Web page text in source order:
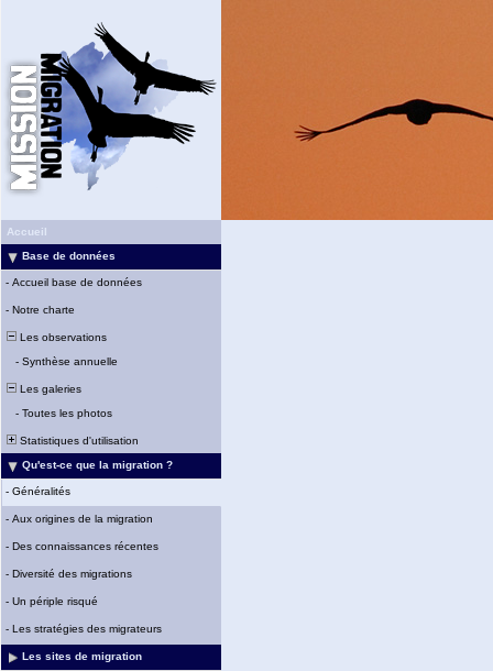
Accueil
Base de données
- Accueil base de données
- Notre charte
Les observations
- Synthèse annuelle
Les galeries
- Toutes les photos
Statistiques d'utilisation
Qu'est-ce que la migration ?
- Généralités
- Aux origines de la migration
- Des connaissances récentes
- Diversité des migrations
- Un périple risqué
- Les stratégies des migrateurs
Les sites de migration